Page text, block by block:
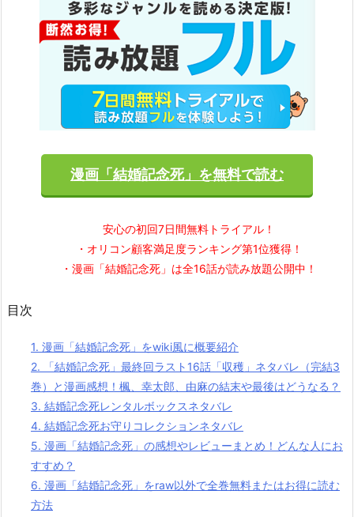
漫画「結婚記念死」を無料で読む
安心の初回7日間無料トライアル！
・オリコン顧客満足度ランキング第1位獲得！
・漫画「結婚記念死」は全16話が読み放題公開中！
目次
1. 漫画「結婚記念死」をwiki風に概要紹介
2. 「結婚記念死」最終回ラスト16話「収穫」ネタバレ（完結3
巻）と漫画感想！楓、幸太郎、由麻の結末や最後はどうなる？
3. 結婚記念死レンタルボックスネタバレ
4. 結婚記念死お守りコレクションネタバレ
5. 漫画「結婚記念死」の感想やレビューまとめ！どんな人にお
すすめ？
6. 漫画「結婚記念死」をraw以外で全巻無料またはお得に読む
方法